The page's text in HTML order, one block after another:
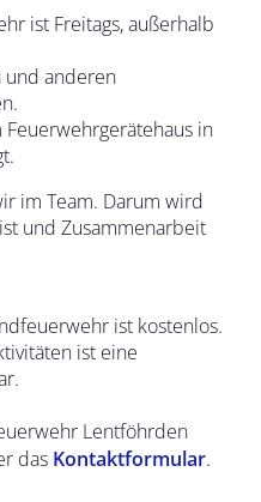
ist Freitags, außerhalb
und anderen
in
im Team. Darum wird
und Zusammenarbeit
ist kostenlos.
ist eine
Lentföhrden
das Kontaktformular.